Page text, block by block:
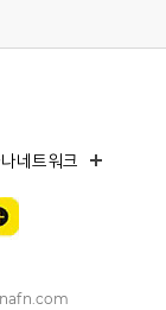
네트워크